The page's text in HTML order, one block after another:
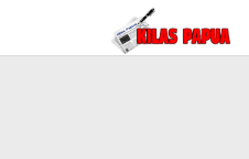
konten